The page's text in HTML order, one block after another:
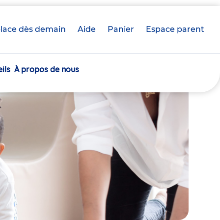
dès demain Aide Panier crèche(s)
Espace parent
À propos de nous